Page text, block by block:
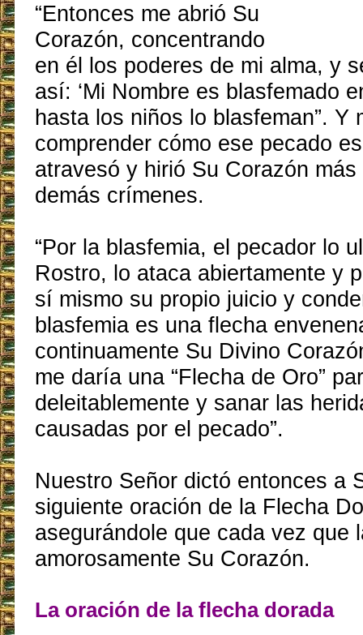
“Entonces me abrió Su
Corazón, concentrando
en él los poderes de mi alma, y
así: ‘Mi Nombre es blasfemado
hasta los niños lo blasfeman”. Y
comprender cómo ese pecado
atravesó y hirió Su Corazón
demás crímenes.
“Por la blasfemia, el pecador lo
Rostro, lo ataca abiertamente y
sí mismo su propio juicio y
blasfemia es una flecha
continuamente Su Divino
me daría una “Flecha de Oro”
deleitablemente y sanar las
causadas por el pecado”.
Nuestro Señor dictó entonces a
siguiente oración de la Flecha
asegurándole que cada vez que
amorosamente Su Corazón.
La oración de la flecha dorada